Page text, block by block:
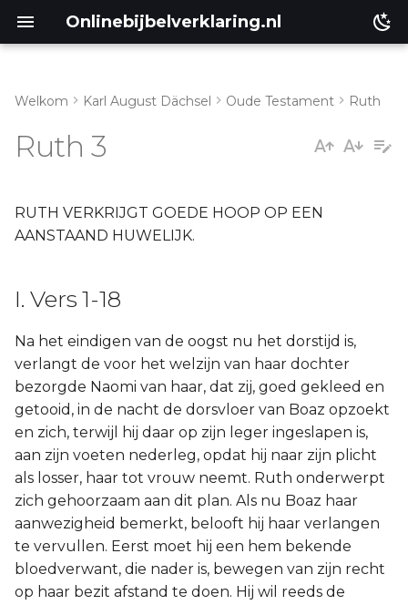
Onlinebijbelverklaring.nl
Lukas
Handelingen
Romeinen
1 Korinthe
2 Korinthe
Galaten
Éfeze
Filippenzen
Welkom Karl August Dächsel Oude Testament Ruth
Ruth 3
RUTH VERKRIJGT GOEDE HOOP OP EEN
AANSTAAND HUWELIJK.
I. Vers 1-18
Na het eindigen van de oogst nu het dorstijd is,
verlangt de voor het welzijn van haar dochter
bezorgde Naomi van haar, dat zij, goed gekleed en
getooid, in de nacht de dorsvloer van Boaz opzoekt
en zich, terwijl hij daar op zijn leger ingeslapen is,
aan zijn voeten nederleg, opdat hij naar zijn plicht
als losser, haar tot vrouw neemt. Ruth onderwerpt
zich gehoorzaam aan dit plan. Als nu Boaz haar
aanwezigheid bemerkt, belooft hij haar verlangen
te vervullen. Eerst moet hij een hem bekende
bloedverwant, die nader is, bewegen van zijn recht
op haar bezit afstand te doen. Hij wil reeds de